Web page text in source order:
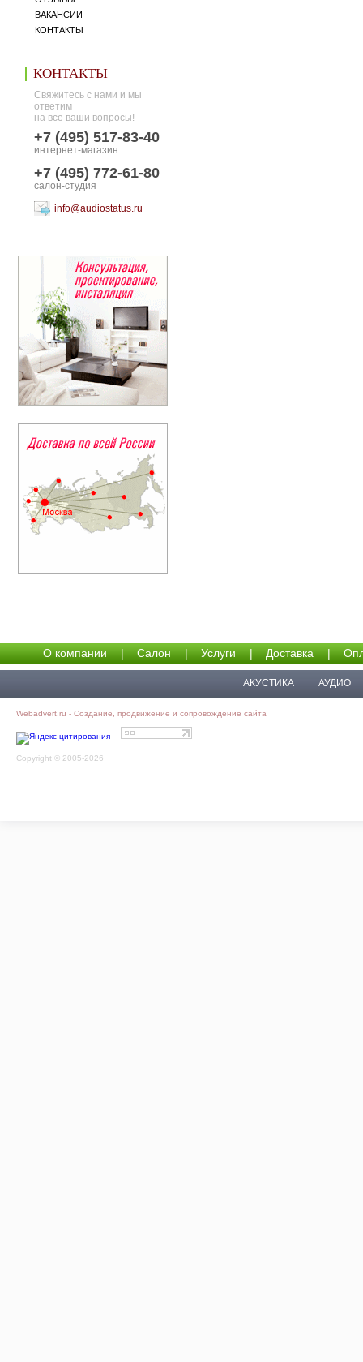
ВАКАНСИИ
КОНТАКТЫ
КОНТАКТЫ
Свяжитесь с нами и мы
ответим
на все ваши вопросы!
+7 (495) 517-83-40
интернет-магазин
+7 (495) 772-61-80
салон-студия
info@audiostatus.ru
О компании | Салон | Услуги | Доставка |
АКУСТИКА АУДИО
Webadvert.ru - Создание, продвижение и сопровождение сайта
Copyright © 2005-2026